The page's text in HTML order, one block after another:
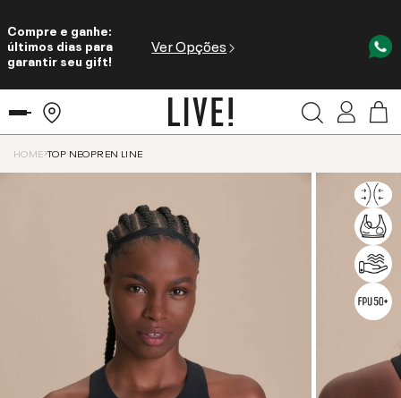
Compre e ganhe:
últimos dias para
garantir seu gift!
Ver Opções
HOME TOP NEOPREN LINE